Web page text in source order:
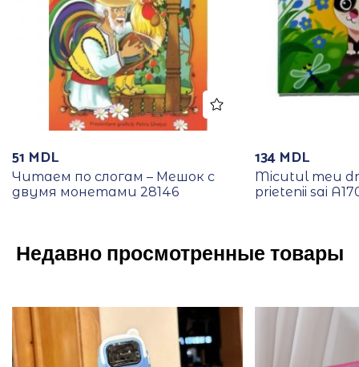
51 MDL
Читаем по слогам – Мешок с
двумя монетами 28146
134 MDL
Micutul meu
prietenii sai
Недавно просмотренные товары